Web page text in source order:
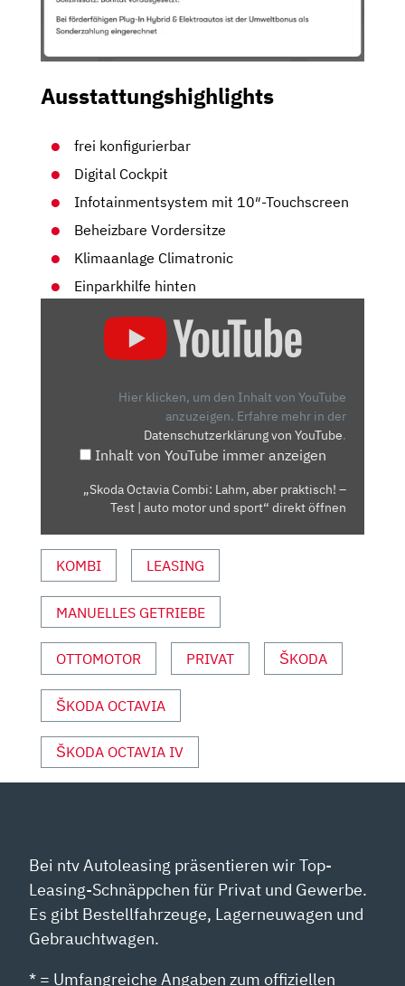
Ausstattungshighlights
frei konfigurierbar
Digital Cockpit
Infotainmentsystem mit 10″-Touchscreen
Beheizbare Vordersitze
Klimaanlage Climatronic
Einparkhilfe hinten
UND
SPORT“
YOUTUBE
ANZEIGEN
Hier klicken, um den Inhalt von YouTube
anzuzeigen. Erfahre mehr in der
Datenschutzerklärung von YouTube.
Inhalt von YouTube immer anzeigen
„Skoda Octavia Combi: Lahm, aber praktisch! –
Test | auto motor und sport“ direkt öffnen
KOMBI LEASING
MANUELLES GETRIEBE
OTTOMOTOR PRIVAT ŠKODA
ŠKODA OCTAVIA
ŠKODA OCTAVIA IV
Bei ntv Autoleasing präsentieren wir Top-
Leasing-Schnäppchen für Privat und Gewerbe.
Es gibt Bestellfahrzeuge, Lagerneuwagen und
Gebrauchtwagen.
* = Umfangreiche Angaben zum offiziellen